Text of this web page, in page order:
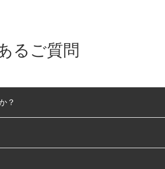
るご質問
？